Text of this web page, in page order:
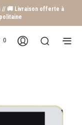
// 🚚 Livraison offerte à
0